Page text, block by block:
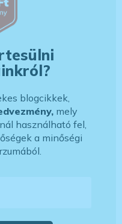
blogcikkek,
mely
használható fel,
a minőségi